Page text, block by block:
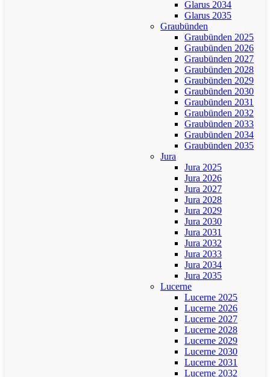
Glarus 2034
Glarus 2035
Graubünden
Graubünden 2025
Graubünden 2026
Graubünden 2027
Graubünden 2028
Graubünden 2029
Graubünden 2030
Graubünden 2031
Graubünden 2032
Graubünden 2033
Graubünden 2034
Graubünden 2035
Jura
Jura 2025
Jura 2026
Jura 2027
Jura 2028
Jura 2029
Jura 2030
Jura 2031
Jura 2032
Jura 2033
Jura 2034
Jura 2035
Lucerne
Lucerne 2025
Lucerne 2026
Lucerne 2027
Lucerne 2028
Lucerne 2029
Lucerne 2030
Lucerne 2031
Lucerne 2032